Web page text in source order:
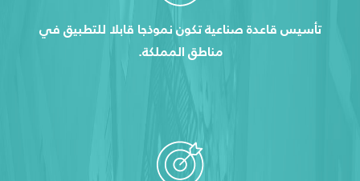
تأسيس قاعدة صناعية تكون نموذجا قابلا للتطبيق في
مناطق المملكة.